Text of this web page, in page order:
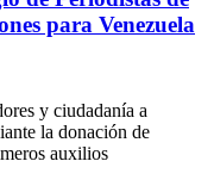
para Venezuela
y ciudadanía a
la donación de
auxilios